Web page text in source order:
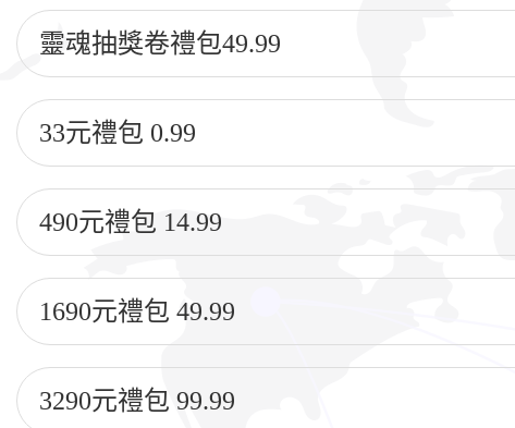
靈魂抽獎卷禮包49.99
33元禮包 0.99
490元禮包 14.99
1690元禮包 49.99
3290元禮包 99.99